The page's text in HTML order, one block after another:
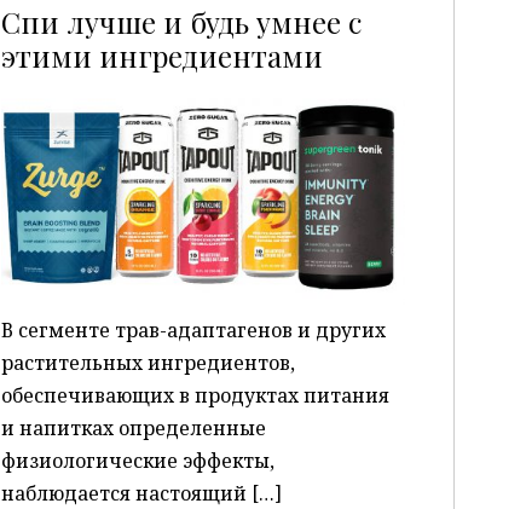
Спи лучше и будь умнее с
этими ингредиентами
P
В сегменте трав-адаптагенов и других
растительных ингредиентов,
обеспечивающих в продуктах питания
и напитках определенные
физиологические эффекты,
наблюдается настоящий […]